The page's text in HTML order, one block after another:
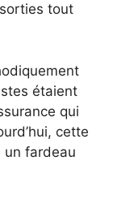
tout
étaient
qui
cette
un fardeau